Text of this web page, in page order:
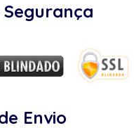
Segurança
Envio